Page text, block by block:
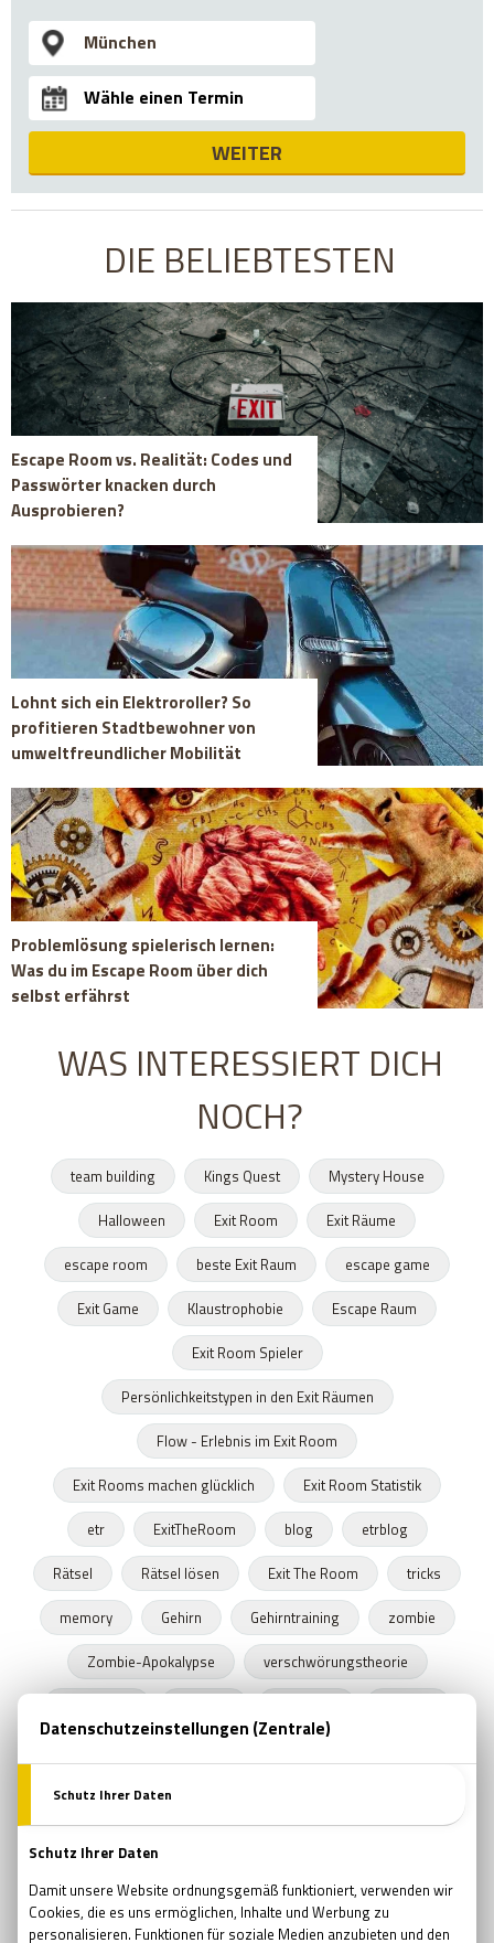
WEITER
DIE BELIEBTESTEN
Escape Room vs. Realität: Codes und
Passwörter knacken durch
Ausprobieren?
Lohnt sich ein Elektroroller? So
profitieren Stadtbewohner von
umweltfreundlicher Mobilität
Problemlösung spielerisch lernen:
Was du im Escape Room über dich
selbst erfährst
WAS INTERESSIERT DICH
NOCH?
team building Kings Quest
Mystery House
Halloween
Exit Room
Exit Räume
escape room
beste Exit Raum
escape game
Exit Game
Klaustrophobie
Escape Raum
Exit Room Spieler
Persönlichkeitstypen in den Exit Räumen
Flow - Erlebnis im Exit Room
Exit Rooms machen glücklich
Exit Room Statistik
etr
ExitTheRoom blog
etrblog
Rätsel
Rätsel lösen Exit The Room
tricks
memory
Gehirn Gehirntraining
zombie
Zombie-Apokalypse
verschwörungstheorie
spanned
sci-fi
unglaublich smart
ideen
kreativ
zukunft menscheit welt